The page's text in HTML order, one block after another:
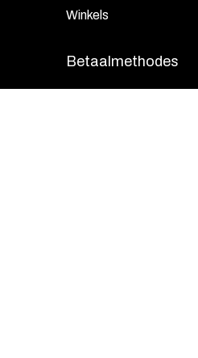
Winkels
Betaalmethodes